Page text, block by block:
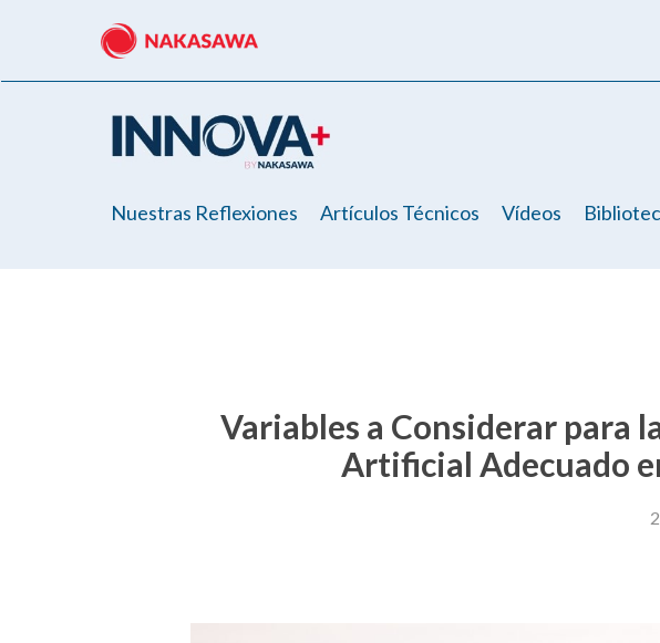
content
Nuestras Reflexiones Artículos Técnicos Vídeos
Variables a Considerar para
Artificial Adecuado